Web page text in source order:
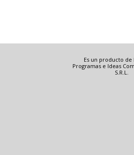
Es un producto
Programas e Ideas
S.R.L.